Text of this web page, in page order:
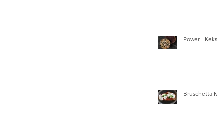
Power -
Bruschetta